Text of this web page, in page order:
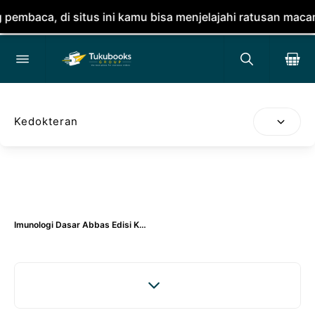
di situs ini kamu bisa menjelajahi ratusan macam
Kedokteran
Imunologi Dasar Abbas Edisi Kelima - Abbas